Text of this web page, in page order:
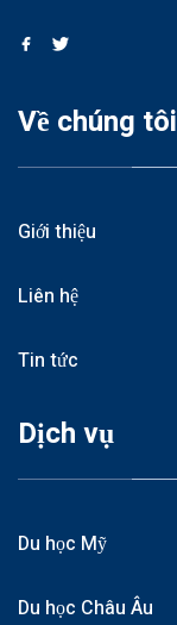
Về chúng tôi
Giới thiệu
Liên hệ
Tin tức
Dịch vụ
Du học Mỹ
Du học Châu Âu